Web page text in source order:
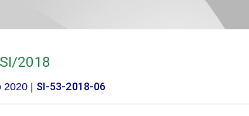
2018
| SI-53-2018-06